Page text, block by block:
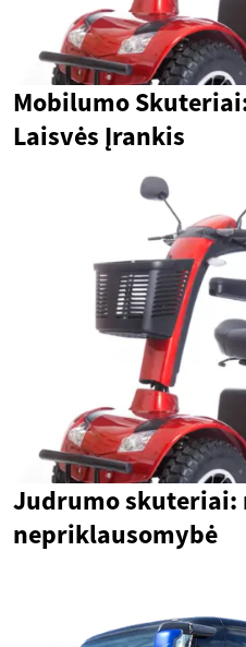
Mobilumo
Laisvės Įrankis
Judrumo
nepriklausomybė